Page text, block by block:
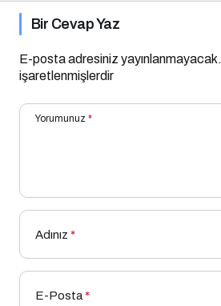
Bir Cevap Yaz
E-posta adresiniz yayınlanmayacak.
işaretlenmişlerdir
Yorumunuz *
Adınız *
E-Posta*